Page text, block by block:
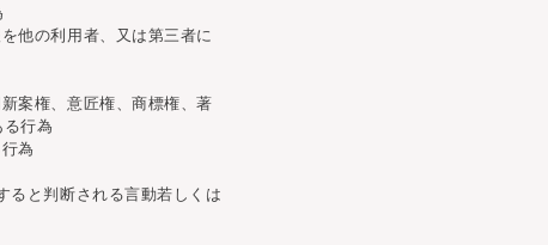
他の利用者、又は第三者に
案権、意匠権、商標権、著
行為
為
ると判断される言動若しくは